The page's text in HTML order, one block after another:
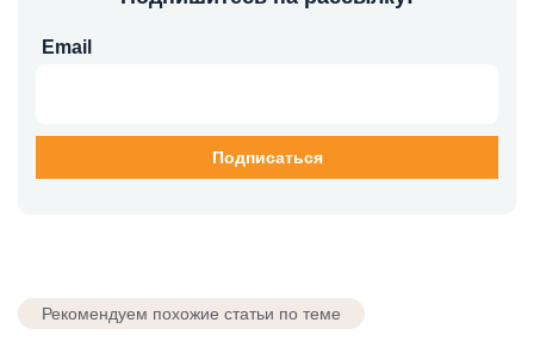
Email
Рекомендуем похожие статьи по теме